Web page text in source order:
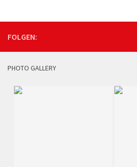
FOLGEN:
PHOTO GALLERY